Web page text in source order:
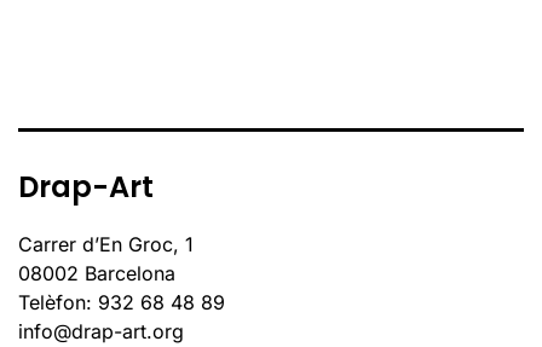
Drap-Art
Carrer d’En Groc, 1
08002 Barcelona
Telèfon: 932 68 48 89
info@drap-art.org